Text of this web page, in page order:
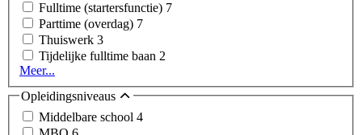
Fulltime (startersfunctie) 7
Parttime (overdag) 7
Thuiswerk 3
Tijdelijke fulltime baan 2
Meer...
Opleidingsniveaus
Middelbare school 4